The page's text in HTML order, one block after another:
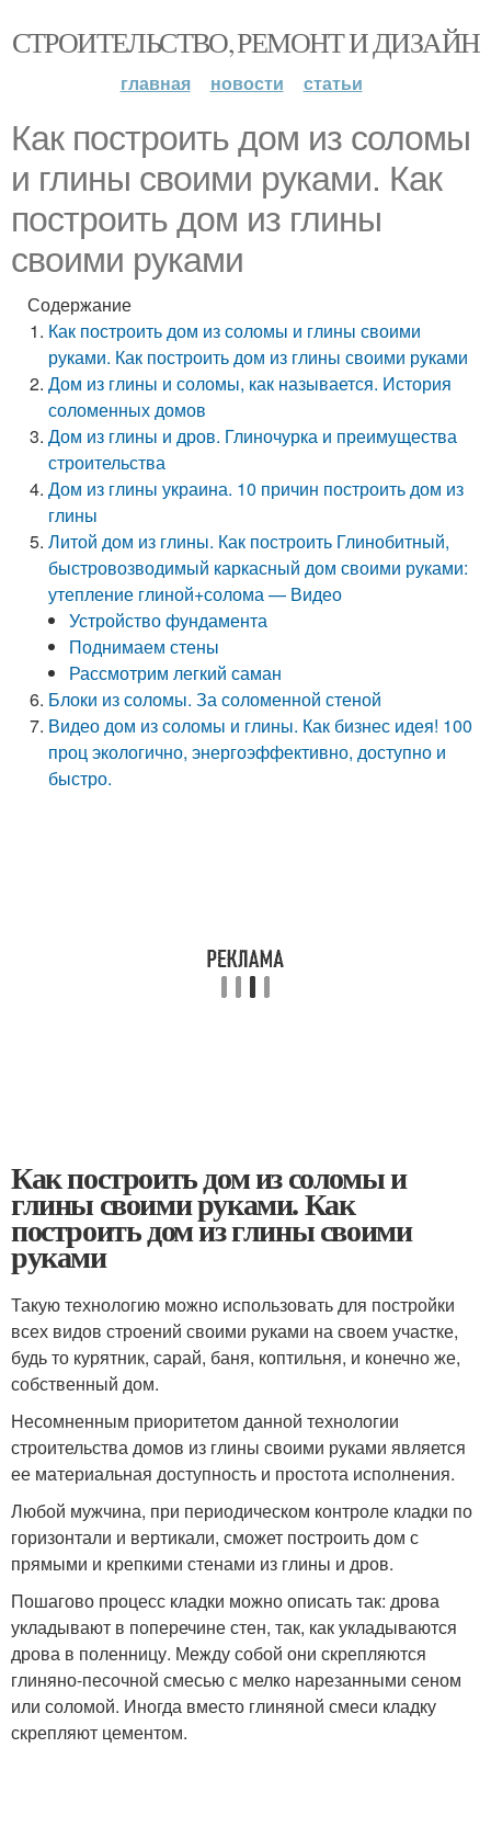
СТРОИТЕЛЬСТВО, РЕМОНТ И ДИЗАЙН
главная новости статьи
Как построить дом из соломы
и глины своими руками. Как
построить дом из глины
своими руками
Содержание
Как построить дом из соломы и глины своими
руками. Как построить дом из глины своими руками
Дом из глины и соломы, как называется. История
соломенных домов
Дом из глины и дров. Глиночурка и преимущества
строительства
Дом из глины украина. 10 причин построить дом из
глины
Литой дом из глины. Как построить Глинобитный,
быстровозводимый каркасный дом своими руками:
утепление глиной+солома — Видео
Устройство фундамента
Поднимаем стены
Рассмотрим легкий саман
Блоки из соломы. За соломенной стеной
Видео дом из соломы и глины. Как бизнес идея! 100
проц экологично, энергоэффективно, доступно и
быстро.
Как построить дом из соломы и
глины своими руками. Как
построить дом из глины своими
руками
Такую технологию можно использовать для постройки
всех видов строений своими руками на своем участке,
будь то курятник, сарай, баня, коптильня, и конечно же,
собственный дом.
Несомненным приоритетом данной технологии
строительства домов из глины своими руками является
ее материальная доступность и простота исполнения.
Любой мужчина, при периодическом контроле кладки по
горизонтали и вертикали, сможет построить дом с
прямыми и крепкими стенами из глины и дров.
Пошагово процесс кладки можно описать так: дрова
укладывают в поперечине стен, так, как укладываются
дрова в поленницу. Между собой они скрепляются
глиняно-песочной смесью с мелко нарезанными сеном
или соломой. Иногда вместо глиняной смеси кладку
скрепляют цементом.